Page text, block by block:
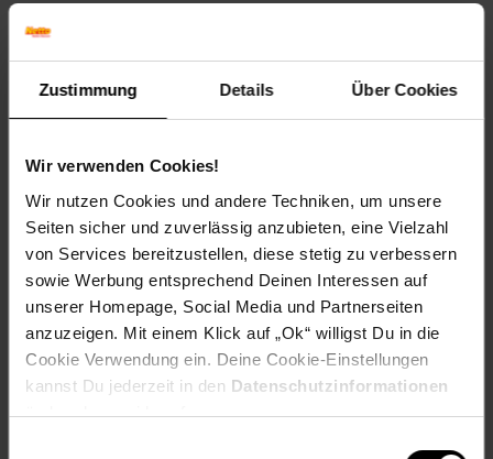
Zustimmung Details Über Cookies
Wir verwenden Cookies!
Wir nutzen Cookies und andere Techniken, um unsere
Seiten sicher und zuverlässig anzubieten, eine Vielzahl
von Services bereitzustellen, diese stetig zu verbessern
sowie Werbung entsprechend Deinen Interessen auf
unserer Homepage, Social Media und Partnerseiten
anzuzeigen. Mit einem Klick auf „Ok“ willigst Du in die
Cookie Verwendung ein. Deine Cookie-Einstellungen
kannst Du jederzeit in den Datenschutzinformationen
ändern bzw. widerrufen.
Der RodiFix R i-Size wächst dank der höhenverstellbaren
Kopfstütze und Rückenlehne mit deinem Kind mit und
garantiert immer die beste Passform. Die Polsterung sorgt
auch auf langen Fahrten für ein angenehmes Sitzgefühl –
perfekt für kleine Entdecker.
Technische Details
Altersempfehlung:3 bis 12 Jahre.
Belastbarkeit:Bis 36 kg.
Maße:49 cm (Breite) x 72 cm (Höhe) x 44 cm (Länge).
Gewicht:5,7 kg.
Farbvarianten:Schwarz.
Material:Hochwertiger Kunststoff und Polyester.
Fazit
Mit dem Maxi Cosi RodiFix R I-Size erhältst du einen